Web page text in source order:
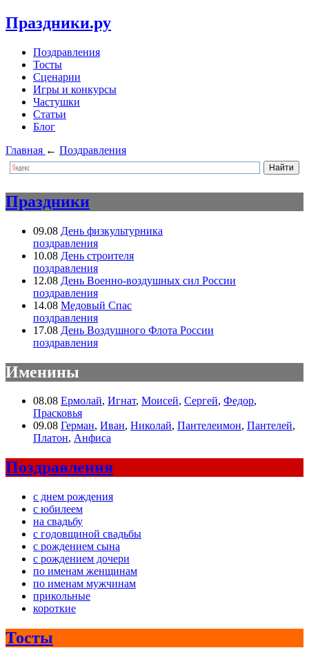
Праздники.ру
Поздравления
Тосты
Сценарии
Игры и конкурсы
Частушки
Статьи
Блог
Главная ← Поздравления
Праздники
09.08 День физкультурника
поздравления
10.08 День строителя
поздравления
12.08 День Военно-воздушных сил России
поздравления
14.08 Медовый Спас
поздравления
17.08 День Воздушного Флота России
поздравления
Именины
08.08 Ермолай, Игнат, Моисей, Сергей, Федор,
Прасковья
09.08 Герман, Иван, Николай, Пантелеимон, Пантелей,
Платон, Анфиса
Поздравления
с днем рождения
с юбилеем
на свадьбу
с годовщиной свадьбы
с рождением сына
с рождением дочери
по именам женщинам
по именам мужчинам
прикольные
короткие
Тосты